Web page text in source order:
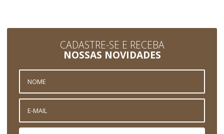
CADASTRE-SE E RECEBA
NOSSAS NOVIDADES